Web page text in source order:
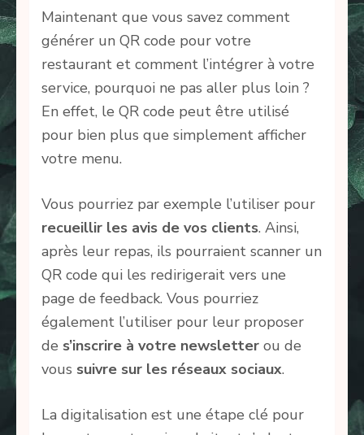
Maintenant que vous savez comment
générer un QR code pour votre
restaurant et comment l’intégrer à votre
service, pourquoi ne pas aller plus loin ?
En effet, le QR code peut être utilisé
pour bien plus que simplement afficher
votre menu.
Vous pourriez par exemple l’utiliser pour
recueillir les avis de vos clients. Ainsi,
après leur repas, ils pourraient scanner un
QR code qui les redirigerait vers une
page de feedback. Vous pourriez
également l’utiliser pour leur proposer
de s’inscrire à votre newsletter ou de
vous suivre sur les réseaux sociaux.
La digitalisation est une étape clé pour